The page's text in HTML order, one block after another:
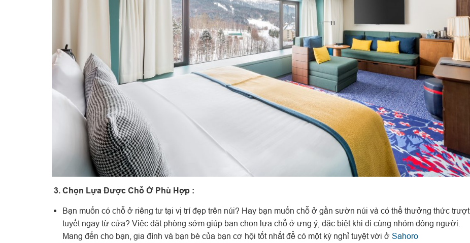
3. Chọn Lựa Được Chỗ Ở Phù Hợp :
Bạn muốn có chỗ ở riêng tư tại vị trí đẹp trên núi? Hay bạn muốn chỗ ở gần sườn núi và có thể thưởng thức trượt
tuyết ngay từ cửa? Việc đặt phòng sớm giúp bạn chọn lựa chỗ ở ưng ý, đặc biệt khi đi cùng nhóm đông người.
Mang đến cho bạn, gia đình và bạn bè của bạn cơ hội tốt nhất để có một kỳ nghỉ tuyệt vời ở Sahoro